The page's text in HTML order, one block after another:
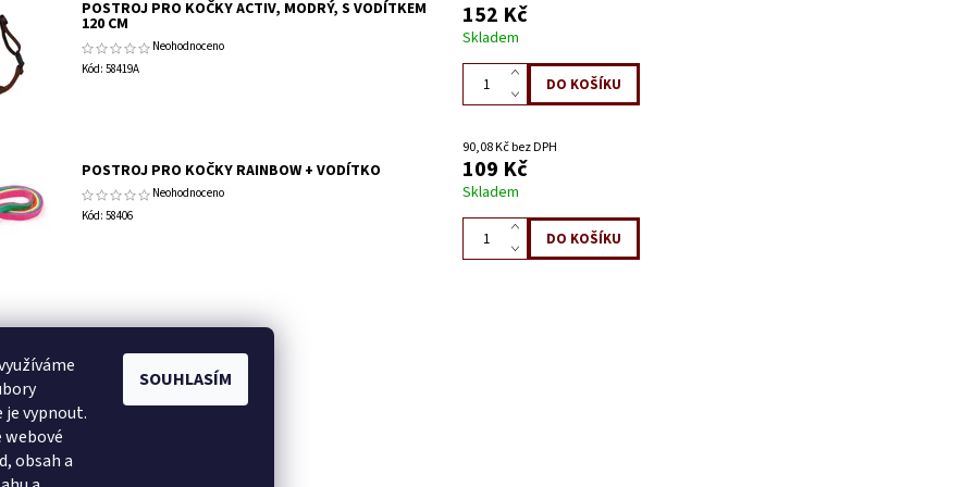
POSTROJ PRO KOČKY ACTIV, MODRÝ, S VODÍTKEM
120 CM
Neohodnoceno
Kód: 58419A
152 Kč
Skladem
POSTROJ PRO KOČKY RAINBOW + VODÍTKO
Neohodnoceno
Kód: 58406
90,08 Kč bez DPH
109 Kč
Skladem
napíše příspěvek k této položce.
napíše příspěvek k této položce.
vypnout.
obsah a
SOUHLASÍM